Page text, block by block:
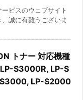
ビスのウェブサイト
誠に有難うございま
トナー 対応機種
S3000R, LP-S
LP-S2000